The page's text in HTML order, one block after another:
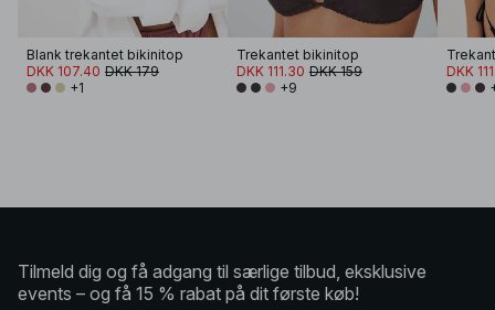
Blank trekantet bikinitop
DKK 107.40 DKK 179
+1
Trekantet bikinitop
DKK 111.30 DKK 159
+9
DKK
Tilmeld dig og få adgang til særlige tilbud, eksklusive
events – og få 15 % rabat på dit første køb!